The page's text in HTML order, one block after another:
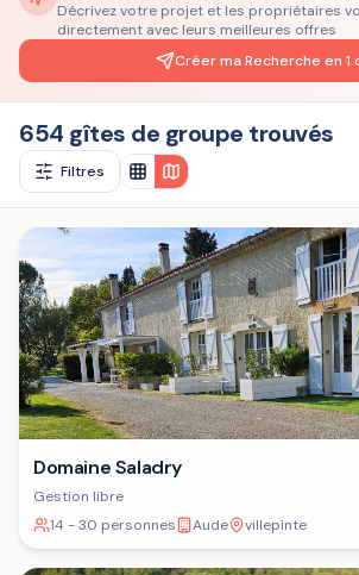
Décrivez votre projet et les propriétaires
directement avec leurs meilleures offres
Créer ma Recherche en 1
654 gîtes de groupe trouvés
Filtres
Domaine Saladry
Gestion libre
14 - 30 personnes
Aude villepinte